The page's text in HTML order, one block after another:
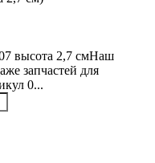
высота 2,7 смНаш
запчастей для
0...